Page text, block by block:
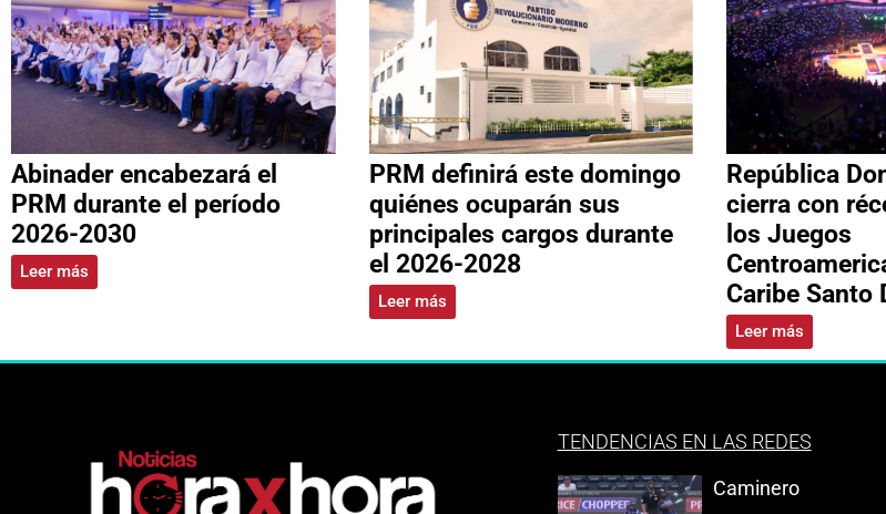
Abinader encabezará el
PRM durante el período
2026-2030
Leer más
PRM definirá este domingo
quiénes ocuparán sus
principales cargos durante
el 2026-2028
Leer más
República
cierra con
los Juegos
Caribe Santo
Leer más
TENDENCIAS EN LAS REDES
Caminero